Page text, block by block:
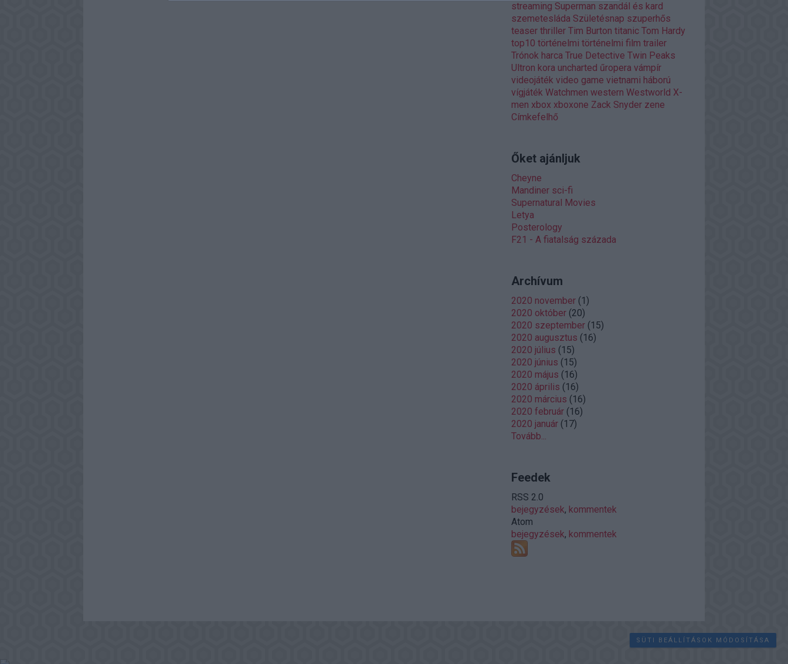
streaming Superman szandál és kard
szemetesláda Születésnap szuperhős
teaser thriller Tim Burton titanic Tom Hardy
top10 történelmi történelmi film trailer
Trónok harca True Detective Twin Peaks
Ultron kora uncharted űropera vámpír
videojáték video game vietnami háború
vígjáték Watchmen western Westworld X-
men xbox xboxone Zack Snyder zene
Címkefelhő
Őket ajánljuk
Cheyne
Mandiner sci-fi
Supernatural Movies
Letya
Posterology
F21 - A fiatalság százada
Archívum
2020 november (1)
2020 október (20)
2020 szeptember (15)
2020 augusztus (16)
2020 július (15)
2020 június (15)
2020 május (16)
2020 április (16)
2020 március (16)
2020 február (16)
2020 január (17)
Tovább...
Feedek
RSS 2.0
bejegyzések, kommentek
Atom
bejegyzések, kommentek
SÜTI BEÁLLÍTÁSOK MÓDOSÍTÁSA